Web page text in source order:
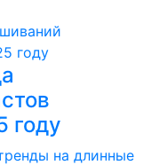
году
на длинные